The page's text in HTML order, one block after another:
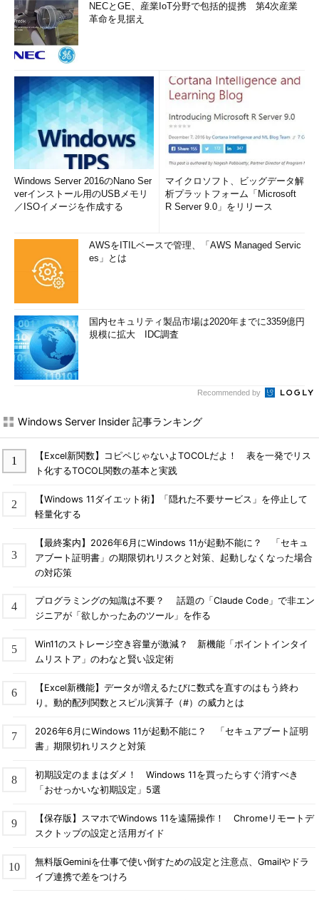
NECとGE、産業IoT分野で包括的提携 第4次産業
革命を見据え
Windows Server 2016のNano Ser
verインストール用のUSBメモリ
／ISOイメージを作成する
マイクロソフト、ビッグデータ解
析プラットフォーム「Microsoft
R Server 9.0」をリリース
AWSをITILベースで管理、「AWS Managed Servic
es」とは
国内セキュリティ製品市場は2020年までに3359億円
規模に拡大 IDC調査
Recommended by
Windows Server Insider 記事ランキング
【Excel新関数】コピペじゃないよTOCOLだよ！ 表を一発でリス
ト化するTOCOL関数の基本と実践
【Windows 11ダイエット術】「隠れた不要サービス」を停止して
軽量化する
【最終案内】2026年6月にWindows 11が起動不能に？ 「セキュ
アブート証明書」の期限切れリスクと対策、起動しなくなった場合
の対応策
プログラミングの知識は不要？ 話題の「Claude Code」で非エン
ジニアが「欲しかったあのツール」を作る
Win11のストレージ空き容量が激減？ 新機能「ポイントインタイ
ムリストア」のわなと賢い設定術
【Excel新機能】データが増えるたびに数式を直すのはもう終わ
り。動的配列関数とスピル演算子（#）の威力とは
2026年6月にWindows 11が起動不能に？ 「セキュアブート証明
書」期限切れリスクと対策
初期設定のままはダメ！ Windows 11を買ったらすぐ消すべき
「おせっかいな初期設定」5選
【保存版】スマホでWindows 11を遠隔操作！ Chromeリモートデ
スクトップの設定と活用ガイド
無料版Geminiを仕事で使い倒すための設定と注意点、Gmailやドラ
イブ連携で差をつけろ